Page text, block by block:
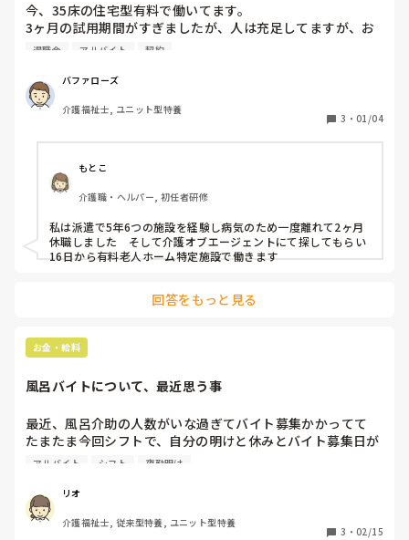
今、35床の住宅型有料で働いてます。
3ヶ月の試用期間がすぎましたが、人は充足してますが、お
しゃべりの多い、細かくうるさい、入居者は、もの言う人が
確認したのに、雇用契約書もらったら、社長が決めてるみた
いで、面接官でない。勤務態度、会社の状況によるなどの条
件付きの2年間の賞与なし、退職金なしの契約社員でした。
52歳で従来型特養、老健、ユニツト特養1年半、今回の住宅
型有料で15年の経験ある男です。大阪市内に住んでます。
年明けから、働きながら3月まで、資格の勉強したいので期
間限定で、探してみることにしました。
住宅型など訪問介護は、時間通りするのが容量悪くて苦手な
ので、選択から外すことにしました。
働きながら、カイテク介護バイトで122回やつてます。
停止です。
大阪市内で安定した正社員で評判の良いところで働きたいで
退職金 アルバイト 契約
バファローズ
介護福祉士, ユニット型特養
3 ・ 01/04
もとこ
介護職・ヘルパー, 初任者研修
私は派遣で5年6つの施設を経験し病気のため一度離れて2ヶ月
休職しました　そして介護オブエージェントにて探してもらい
16日から有料老人ホーム特定施設で働きます
回答をもっと見る
お金・給料
風呂バイトについて、最近思う事
最近、風呂介助の人数がいな過ぎてバイト募集かかってて
たまたま今回シフトで、自分の明けと休みとバイト募集日が
被ってるとこ多くて行ってたら、事務員さんから 休み少な
別日には  毎日来るのキツくない？ と言われ、、、
最初は稼げると思って何も考えずに行きよったけど、
日に日に行きづらくなってきたこの頃(￣▽￣;)
アルバイト シフト 夜勤明け
リオ
介護福祉士, 従来型特養, ユニット型特養
3 ・ 02/15